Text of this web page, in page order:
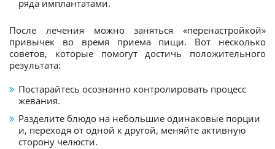
ряда имплантатами.
После лечения можно заняться «перенастройкой»
привычек во время приема пищи. Вот несколько
советов, которые помогут достичь положительного
результата:
Постарайтесь осознанно контролировать процесс
жевания.
Разделите блюдо на небольшие одинаковые порции
и, переходя от одной к другой, меняйте активную
сторону челюсти.